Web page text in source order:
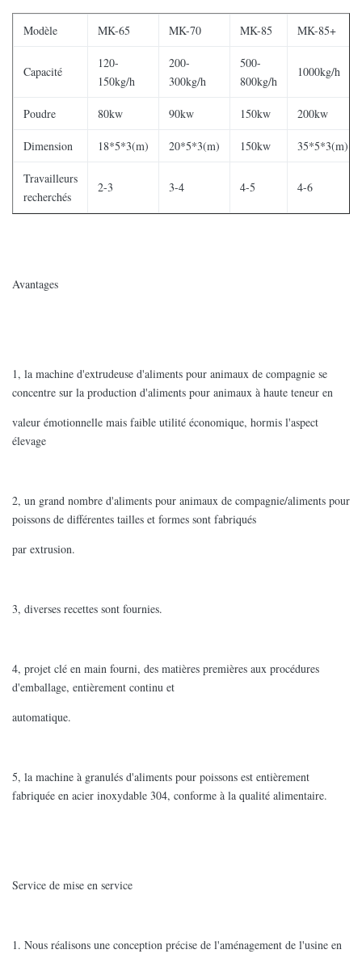
Modèle MK-65 MK-70 MK-85 MK-85+
Capacité
120-
150kg/h
200-
300kg/h
500-
800kg/h
1000kg/h
Poudre 80kw 90kw 150kw 200kw
Dimension 18*5*3(m) 20*5*3(m) 150kw 35*5*3(m)
Travailleurs
recherchés
2-3 3-4 4-5 4-6
Avantages
1, la machine d'extrudeuse d'aliments pour animaux de compagnie se
concentre sur la production d'aliments pour animaux à haute teneur en
valeur émotionnelle mais faible utilité économique, hormis l'aspect
élevage
2, un grand nombre d'aliments pour animaux de compagnie/aliments pour
poissons de différentes tailles et formes sont fabriqués
par extrusion.
3, diverses recettes sont fournies.
4, projet clé en main fourni, des matières premières aux procédures
d'emballage, entièrement continu et
automatique.
5, la machine à granulés d'aliments pour poissons est entièrement
fabriquée en acier inoxydable 304, conforme à la qualité alimentaire.
Service de mise en service
1. Nous réalisons une conception précise de l'aménagement de l'usine en